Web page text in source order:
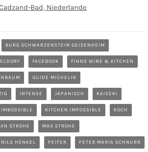
Bad, Niederlande
BURG SCHWARZENSTEIN GEISENHEIM
FACEBOOK FINNS WINE & KITCHEN
GUIDE MICHELIN
INTENSE JAPANISCH KAISEKI
KITCHEN IMPOSSIBLE KOCH
STROHE MAX STROHE
NILS HENKEL PEIFER PETER MARIA SCHNURR